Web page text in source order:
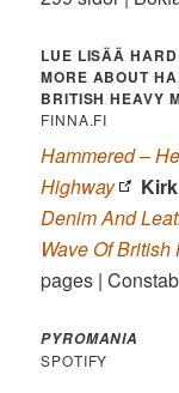
LUE LISÄÄ
MORE ABOUT
BRITISH HEAVY
FINNA.FI
Hammered –
Highway
Denim And
Wave Of
pages |
PYROMANIA
SPOTIFY